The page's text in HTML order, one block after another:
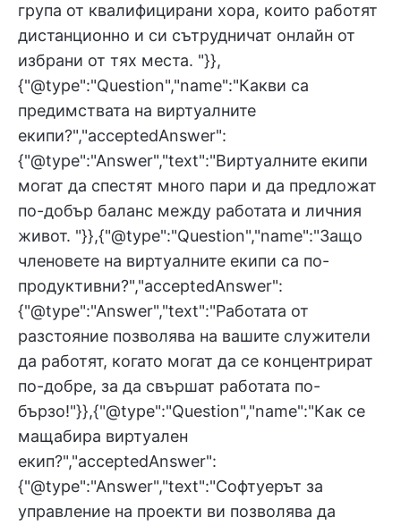
група от квалифицирани хора, които работят
дистанционно и си сътрудничат онлайн от
избрани от тях места. "}},
{"@type":"Question","name":"Какви са
предимствата на виртуалните
екипи?","acceptedAnswer":
{"@type":"Answer","text":"Виртуалните екипи
могат да спестят много пари и да предложат
по-добър баланс между работата и личния
живот. "}},{"@type":"Question","name":"Защо
членовете на виртуалните екипи са по-
продуктивни?","acceptedAnswer":
{"@type":"Answer","text":"Работата от
разстояние позволява на вашите служители
да работят, когато могат да се концентрират
по-добре, за да свършат работата по-
бързо!"}},{"@type":"Question","name":"Как се
мащабира виртуален
екип?","acceptedAnswer":
{"@type":"Answer","text":"Софтуерът за
управление на проекти ви позволява да